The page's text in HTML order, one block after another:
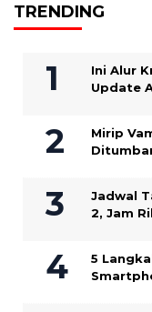
TRENDING
Ini Alur
Update
Mirip
Jadwal
2, Jam
5